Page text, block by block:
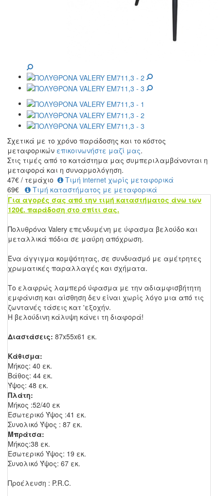
Σχετικά με το χρόνο παράδοσης και το κόστος
μεταφορικών επικοινωνήστε μαζί μας.
Στις τιμές από το κατάστημα μας συμπεριλαμβάνονται η
μεταφορά και η συναρμολόγηση.
47€ / τεμάχιο
Τιμή internet χωρίς μεταφορικά
69€
Τιμή καταστήματος με μεταφορικά
Για αγορές σας από την τιμή καταστήματος άνω των
120€. παράδοση στο σπίτι σας.
Πολυθρόνα Valery επενδυμένη με ύφασμα βελούδο και
μεταλλικά πόδια σε μαύρη απόχρωση.
Ένα άγγιγμα κομψότητας, σε συνδυασμό με αμέτρητες
χρωματικές παραλλαγές και σχήματα.
Το ελαφρώς λαμπερό ύφασμα με την αδιαμφισβήτητη
εμφάνιση και αίσθηση δεν είναι χωρίς λόγο μια από τις
ζωντανές τάσεις κατ 'εξοχήν.
Η βελούδινη κάλυψη κάνει τη διαφορά!
Διαστάσεις: 87x55x61 εκ.
Κάθισμα:
Μήκος: 40 εκ.
Βάθος: 44 εκ.
Ύψος: 48 εκ.
Πλάτη:
Μήκος :52/40 εκ
Εσωτερικό Ύψος :41 εκ.
Συνολικό Ύψος : 87 εκ.
Μπράτσα:
Μήκος:38 εκ.
Εσωτερικό Ύψος: 19 εκ.
Συνολικό Ύψος: 67 εκ.
Προέλευση : P.R.C.